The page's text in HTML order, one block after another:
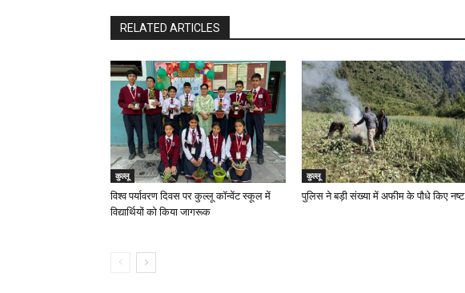
RELATED ARTICLES
कुल्लू
विश्व पर्यावरण दिवस पर कुल्लू कॉन्वेंट स्कूल में
विद्यार्थियों को किया जागरूक
कुल्लू
पुलिस ने बड़ी संख्या में अफीम के पौधे किए नष्ट